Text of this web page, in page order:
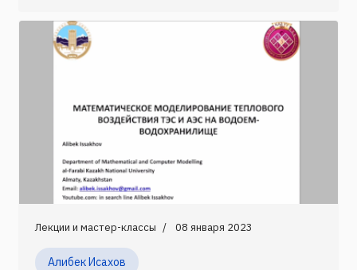
Лекции и мастер-классы 08 января 2023
Алибек Исахов